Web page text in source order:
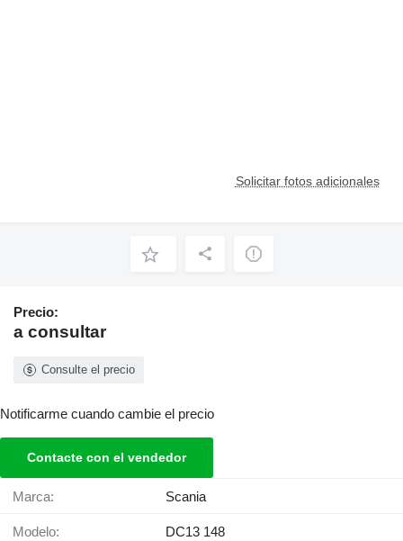
Solicitar fotos adicionales
Precio:
a consultar
Consulte el precio
Notificarme cuando cambie el precio
Contacte con el vendedor
Marca: Scania
Modelo: DC13 148